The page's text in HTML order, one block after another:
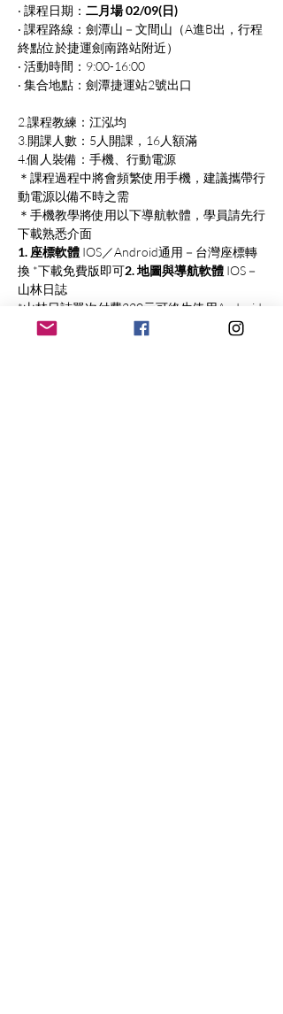
‧ 課程日期： 二月場 02/09(日)
‧ 課程路線：劍潭山－文間山（A進B出，行程
終點位於捷運劍南路站附近）
‧ 活動時間：9:00-16:00
‧ 集合地點：劍潭捷運站2號出口
2.課程教練：江泓均
3.開課人數：5人開課，16人額滿
4.個人裝備：手機、行動電源
＊課程過程中將會頻繁使用手機，建議攜帶行
動電源以備不時之需
＊手機教學將使用以下導航軟體，學員請先行
下載熟悉介面
1. 座標軟體 IOS／Android通用－台灣座標轉
換 *下載免費版即可2. 地圖與導航軟體 IOS－
山林日誌
*山林日誌單次付費220元可終生使用Android
－綠野遊蹤